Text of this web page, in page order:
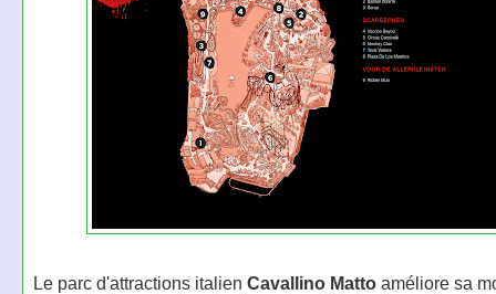
Le parc d'attractions italien Cavallino Mattoaméliore sa